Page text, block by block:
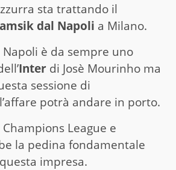
sta trattando il
dal Napoli a Milano.
è da sempre uno
Inter di Josè Mourinho ma
sessione di
potrà andare in porto.
Champions League e
la pedina fondamentale
impresa.